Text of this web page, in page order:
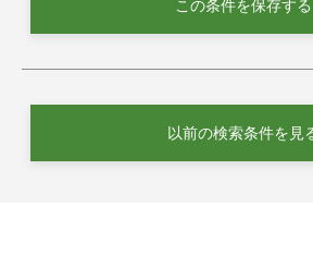
この条件を保存する
以前の検索条件を見